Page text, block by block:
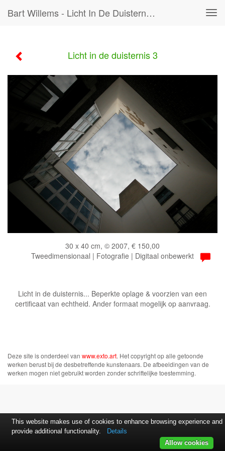
Bart Willems - Licht In De Duisternis 3
Licht in de duisternis 3
30 x 40 cm, © 2007, € 150,00
Tweedimensionaal | Fotografie | Digitaal onbewerkt
Licht in de duisternis... Beperkte oplage & voorzien van een
certificaat van echtheid. Ander formaat mogelijk op aanvraag.
Deze site is onderdeel van www.exto.art. Het copyright op alle getoonde
werken berust bij de desbetreffende kunstenaars. De afbeeldingen van de
werken mogen niet gebruikt worden zonder schriftelijke toestemming.
This website makes use of cookies to enhance browsing experience and
provide additional functionality.
Details
Allow cookies